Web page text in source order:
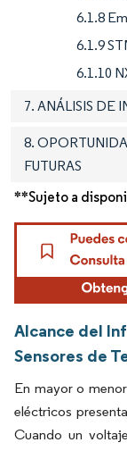
6.1.8
6.1.9
6.1.10
7. ANÁLISIS DE
8.
FUTURAS
**Sujeto a
Alcance del
Sensores de
En mayor o
eléctricos
Cuando un